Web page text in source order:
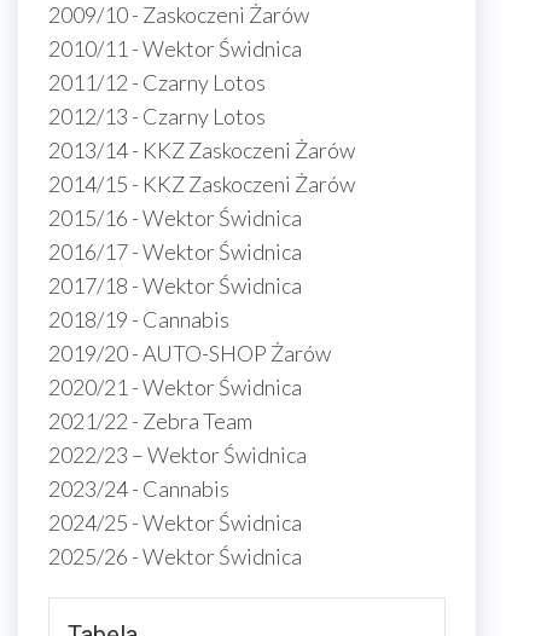
2009/10 - Zaskoczeni Żarów
2010/11 - Wektor Świdnica
2011/12 - Czarny Lotos
2012/13 - Czarny Lotos
2013/14 - KKZ Zaskoczeni Żarów
2014/15 - KKZ Zaskoczeni Żarów
2015/16 - Wektor Świdnica
2016/17 - Wektor Świdnica
2017/18 - Wektor Świdnica
2018/19 - Cannabis
2019/20 - AUTO-SHOP Żarów
2020/21 - Wektor Świdnica
2021/22 - Zebra Team
2022/23 – Wektor Świdnica
2023/24 - Cannabis
2024/25 - Wektor Świdnica
2025/26 - Wektor Świdnica